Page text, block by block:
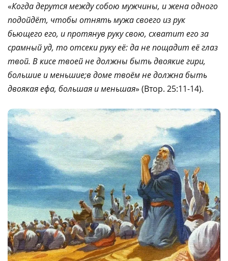
«Когда дерутся между собою мужчины, и жена одного
подойдёт, чтобы отнять мужа своего из рук
бьющего его, и протянув руку свою, схватит его за
срамный уд, то отсеки руку её: да не пощадит её глаз
твой. В кисе твоей не должны быть двоякие гири,
большие и меньшие;в доме твоём не должна быть
двоякая ефа, большая и меньшая» (Втор. 25:11-14).